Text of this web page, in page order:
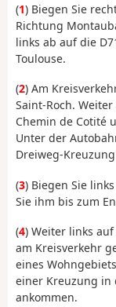
(1) Biegen Sie
Richtung
links ab auf die
Toulouse.
(2) Am
Saint-Roch.
Chemin de Cotité
Unter der
Dreiweg-
(3) Biegen Sie
Sie ihm bis zum
(4) Weiter links
am Kreisverkehr
eines
einer Kreuzung in
ankommen.